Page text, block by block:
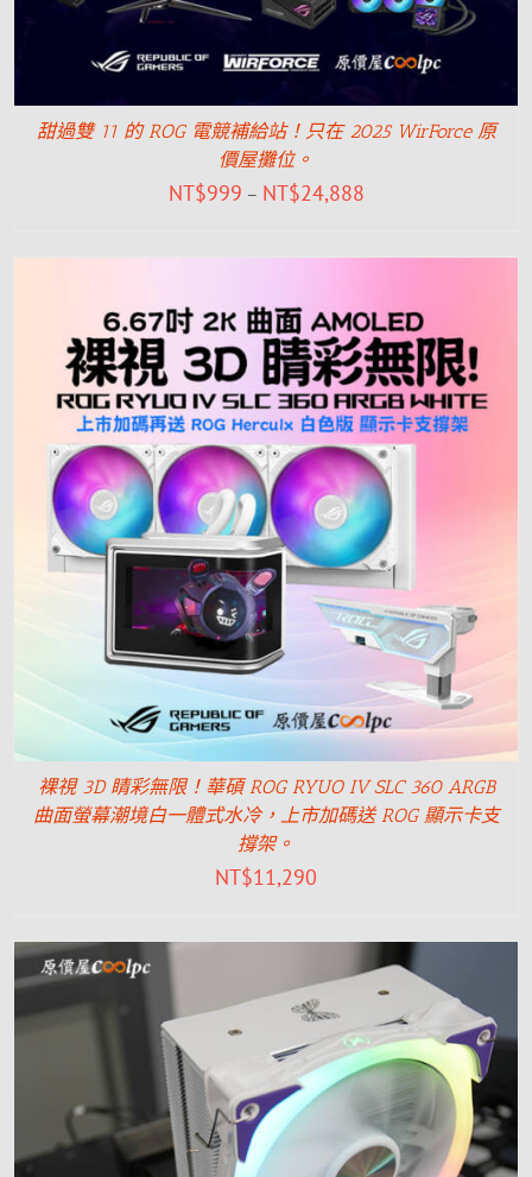
甜過雙 11 的 ROG 電競補給站！只在 2025 WirForce 原
價屋攤位。
NT$999 – NT$24,888
裸視 3D 睛彩無限！華碩 ROG RYUO IV SLC 360 ARGB
曲面螢幕潮境白一體式水冷，上市加碼送 ROG 顯示卡支
撐架。
NT$11,290